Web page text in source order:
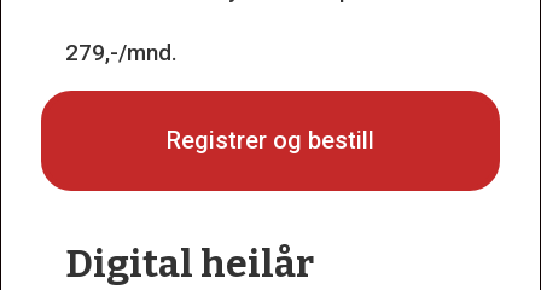
279,-/mnd.
Registrer og bestill
Digital heilår